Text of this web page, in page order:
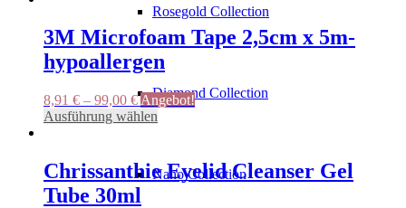
Rosegold Collection
Diamond Collection
Nano Collection
3M Microfoam Tape 2,5cm x 5m-
hypoallergen
8,91 € – 99,00 € Angebot!
Ausführung wählen
mehrere
Varianten
Chrissanthie Eyelid Cleanser Gel
Tube 30ml